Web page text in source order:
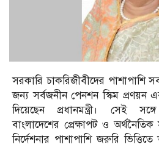
সরকারি চাকরিজীবীদের পাশাপাশি
জন্য সর্বজনীন পেনশন স্কিম প্রণয়ন
দিয়েছেন প্রধানমন্ত্রী। সেই
বাংলাদেশের প্রেক্ষাপট ও
নির্দেশনার পাশাপাশি জরুরি